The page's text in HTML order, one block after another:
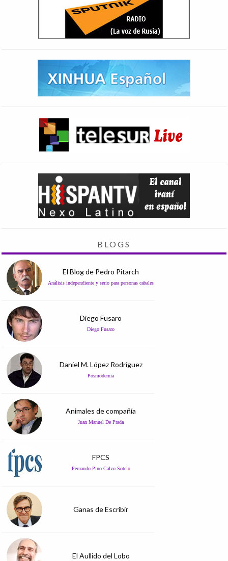
BLOGS
El Blog de Pedro Pitarch
Análisis independiente y serio para personas cabales
Diego Fusaro
Diego Fusaro
Daniel M. López Rodríguez
Posmodernia
Animales de compañía
Juan Manuel De Prada
FPCS
Fernando Pino Calvo Sotelo
Ganas de Escribir
El Aullido del Lobo